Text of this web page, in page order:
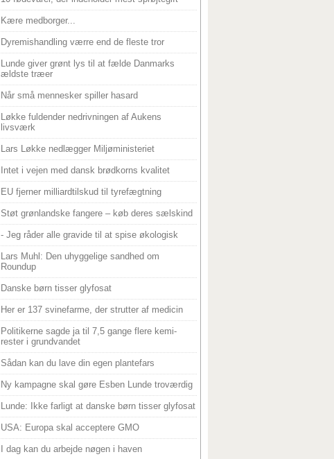
Kære medborger...
Dyremishandling værre end de fleste tror
Lunde giver grønt lys til at fælde Danmarks
ældste træer
Når små mennesker spiller hasard
Løkke fuldender nedrivningen af Aukens
livsværk
Lars Løkke nedlægger Miljøministeriet
Intet i vejen med dansk brødkorns kvalitet
EU fjerner milliardtilskud til tyrefægtning
Støt grønlandske fangere – køb deres sælskind
- Jeg råder alle gravide til at spise økologisk
Lars Muhl: Den uhyggelige sandhed om
Roundup
Danske børn tisser glyfosat
Her er 137 svinefarme, der strutter af medicin
Politikerne sagde ja til 7,5 gange flere kemi-
rester i grundvandet
Sådan kan du lave din egen plantefars
Ny kampagne skal gøre Esben Lunde troværdig
Lunde: Ikke farligt at danske børn tisser glyfosat
USA: Europa skal acceptere GMO
I dag kan du arbejde nøgen i haven